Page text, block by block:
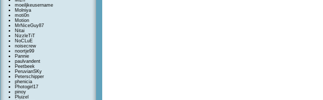
moeiljkeusername
Molniya
moti0n
Motion
MrNiceGuy87
Nitai
NizzleTiT
NoCLuE
noisecrew
noortje99
Pannie
paulvandent
Peetbeek
PeruvianSKy
Peterschipper
phenicia
Photogirl17
pinoy
Pluizel